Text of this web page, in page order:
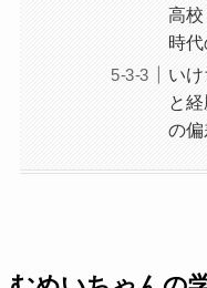
高
時
い
と
の偏